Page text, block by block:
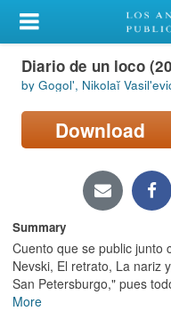
My Account
Library Card
Sign In
Locations/Hours (external
page)
Privacy
Diario de un loco
by Gogolʹ, Nikolaĭ
Download
Summary
Cuento que se public junto
Nevski, El retrato, La nariz
San Petersburgo," pues
More